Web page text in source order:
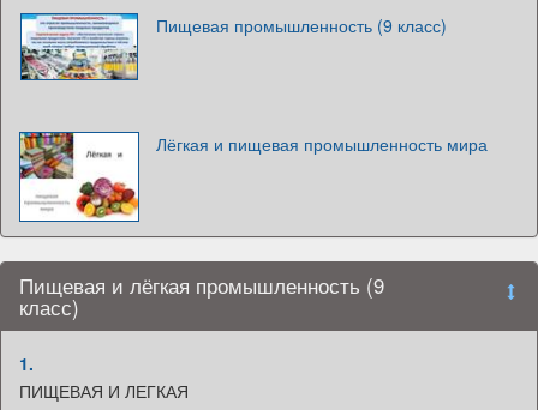
Пищевая промышленность (9 класс)
Лёгкая и пищевая промышленность мира
Пищевая и лёгкая промышленность (9
класс)
1.
ПИЩЕВАЯ И ЛЕГКАЯ